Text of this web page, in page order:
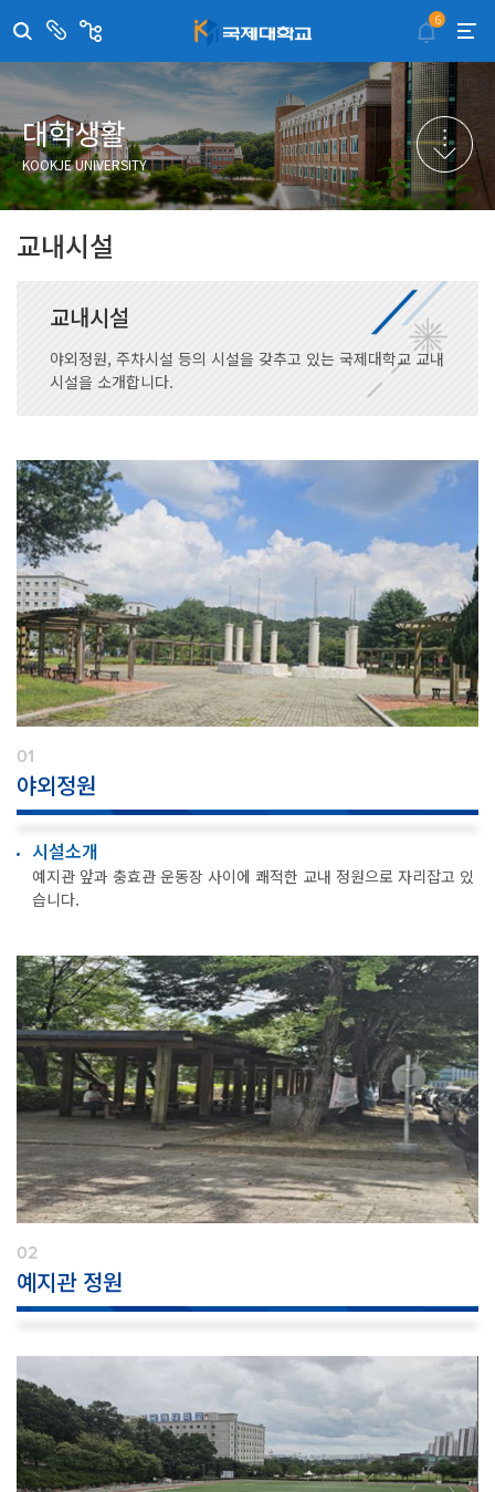
센
부
서
취·창업지원센터
국제대학교 입학안내
학술정보원
학생생활관
국제교류센터
산학협력단
평생교육원
교수학습지원센터
이
이메일무단수집거부
무선인터넷이용안내
포탈사이트
증명발급사이트
국제무인항공
6
대학생활
KOOKJE UNIVERSITY
교내시설
교내시설
야외정원, 주차시설 등의 시설을 갖추고 있는 국제대학교 교내
시설을 소개합니다.
01
야외정원
시설소개
예지관 앞과 충효관 운동장 사이에 쾌적한 교내 정원으로 자리잡고 있
습니다.
02
예지관 정원